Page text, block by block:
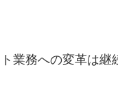
業務への変革は